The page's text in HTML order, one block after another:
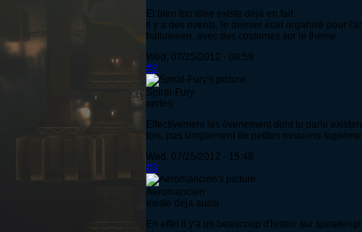
Et bien ton idée existe déjà en fait.
Il y a des events, le dernier était organisé pour
halloween, avec des costumes sur le thème.
Wed, 07/25/2012 - 08:59
#2
Spiral-Fury
certes
Effectivement les évenement dont tu parle
fois, pas simplement de petites missions
Wed, 07/25/2012 - 15:48
#3
Aeromancien
existe deja aussi
En effet il y'a un beaucoup d'histoir sur